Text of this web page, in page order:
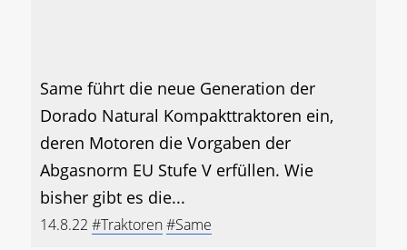
Same führt die neue Generation der
Dorado Natural Kompakttraktoren ein,
deren Motoren die Vorgaben der
Abgasnorm EU Stufe V erfüllen. Wie
bisher gibt es die...
14.8.22 #Traktoren#Same